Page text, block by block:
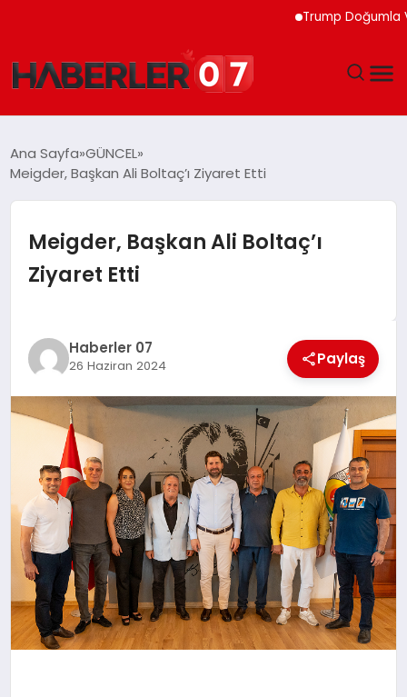
Trump Doğumla
EKONOMI
YAŞAM
SPOR
EĞITIM
MAGAZIN
DIĞER
Ana Sayfa GÜNCEL
Meigder, Başkan Ali Boltaç’ı Ziyaret Etti
Meigder, Başkan Ali Boltaç’ı
Ziyaret Etti
Haberler 07
26 Haziran 2024 Paylaş